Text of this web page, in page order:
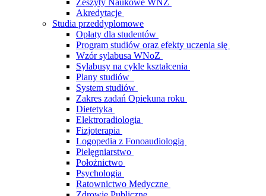
Zeszyty Naukowe WNZ
Akredytacje
Studia przeddyplomowe
Opłaty dla studentów
Program studiów oraz efekty uczenia się
Wzór sylabusa WNoZ
Sylabusy na cykle kształcenia
Plany studiów
System studiów
Zakres zadań Opiekuna roku
Dietetyka
Elektroradiologia
Fizjoterapia
Logopedia z Fonoaudiologią
Pielęgniarstwo
Położnictwo
Psychologia
Ratownictwo Medyczne